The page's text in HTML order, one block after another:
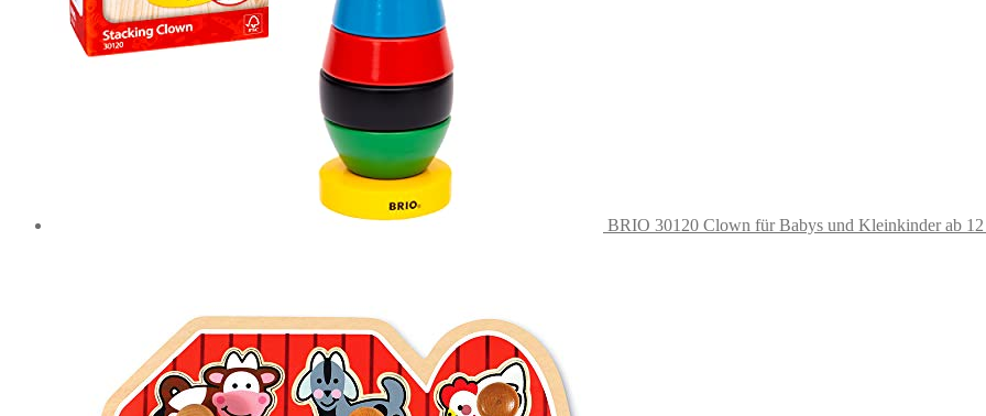
BRIO 30120 Clown für Babys und Kleinkinder ab 12